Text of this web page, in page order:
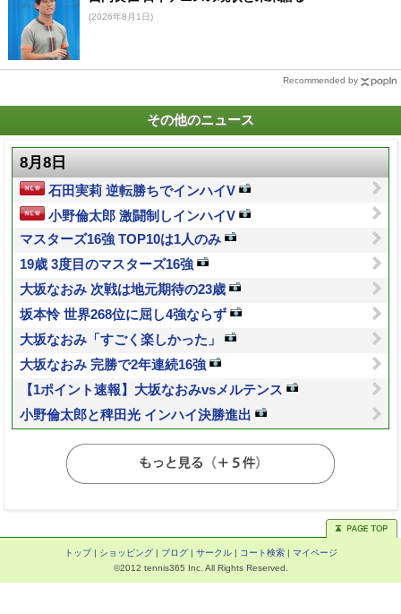
(2026年8月1日)
Recommended by
その他のニュース
8月8日
石田実莉 逆転勝ちでインハイV
小野倫太郎 激闘制しインハイV
マスターズ16強 TOP10は1人のみ
19歳 3度目のマスターズ16強
大坂なおみ 次戦は地元期待の23歳
坂本怜 世界268位に屈し4強ならず
大坂なおみ「すごく楽しかった」
大坂なおみ 完勝で2年連続16強
【1ポイント速報】大坂なおみvsメルテンス
小野倫太郎と稗田光 インハイ決勝進出
トップ| ショッピング| ブログ| サークル| コート検索| マイページ
©2012 tennis365 Inc. All Rights Reserved.